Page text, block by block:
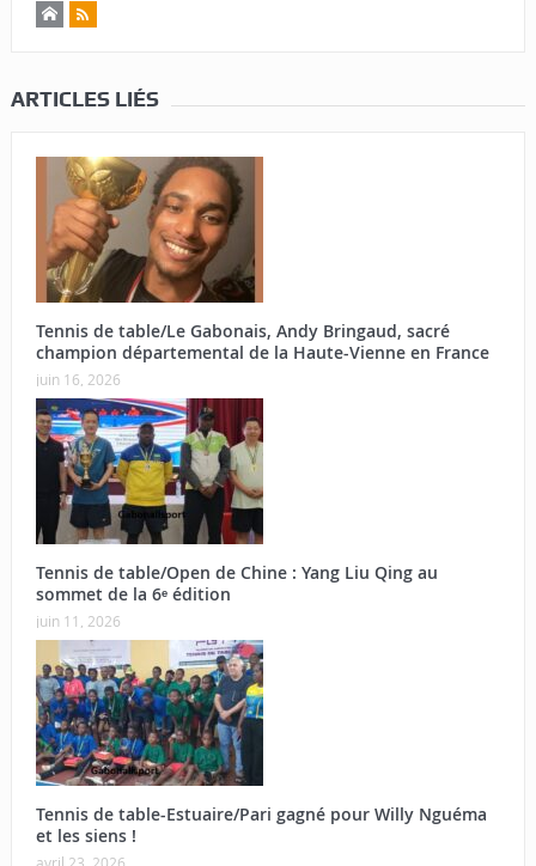
ARTICLES LIÉS
Tennis de table/Le Gabonais, Andy Bringaud, sacré
champion départemental de la Haute-Vienne en France
juin 16, 2026
Tennis de table/Open de Chine : Yang Liu Qing au
sommet de la 6ᵉ édition
juin 11, 2026
Tennis de table-Estuaire/Pari gagné pour Willy Nguéma
et les siens !